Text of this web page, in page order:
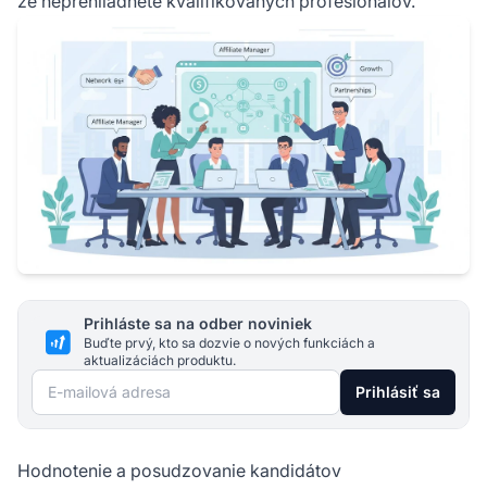
Prihláste sa na odber noviniek
Buďte prvý, kto sa dozvie o nových funkciách a
aktualizáciách produktu.
E-mailová adresa Prihlásiť sa
Hodnotenie a posudzovanie kandidátov